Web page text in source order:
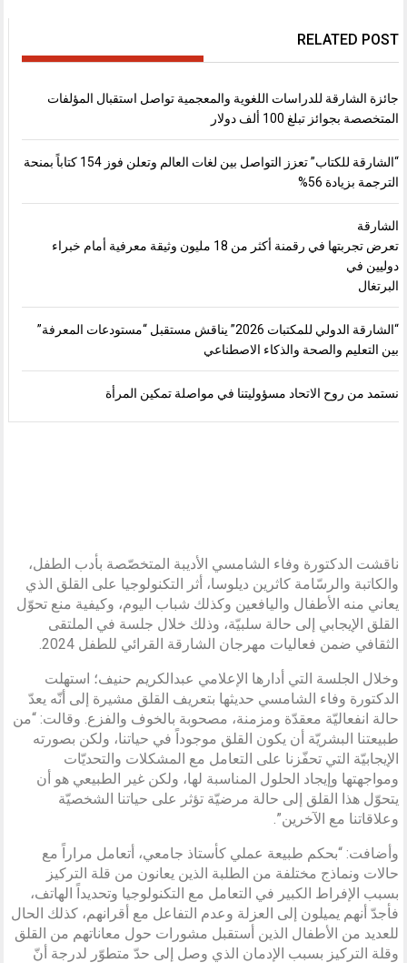
RELATED POST
جائزة الشارقة للدراسات اللغوية والمعجمية تواصل استقبال المؤلفات
المتخصصة بجوائز تبلغ 100 ألف دولار
“الشارقة للكتاب” تعزز التواصل بين لغات العالم وتعلن فوز 154 كتاباً بمنحة
الترجمة بزيادة 56%
الشارقة
تعرض تجربتها في رقمنة أكثر من 18 مليون وثيقة معرفية أمام خبراء
دوليين في
البرتغال
“الشارقة الدولي للمكتبات 2026” يناقش مستقبل “مستودعات المعرفة”
بين التعليم والصحة والذكاء الاصطناعي
نستمد من روح الاتحاد مسؤوليتنا في مواصلة تمكين المرأة
ناقشت الدكتورة وفاء الشامسي الأديبة المتخصّصة بأدب الطفل،
والكاتبة والرسّامة كاثرين ديلوسا، أثر التكنولوجيا على القلق الذي
يعاني منه الأطفال واليافعين وكذلك شباب اليوم، وكيفية منع تحوّل
القلق الإيجابي إلى حالة سلبيّة، وذلك خلال جلسة في الملتقى
الثقافي ضمن فعاليات مهرجان الشارقة القرائي للطفل 2024.
وخلال الجلسة التي أدارها الإعلامي عبدالكريم حنيف؛ استهلت
الدكتورة وفاء الشامسي حديثها بتعريف القلق مشيرة إلى أنّه يعدّ
حالة انفعاليّة معقدّة ومزمنة، مصحوبة بالخوف والفزع. وقالت: “من
طبيعتنا البشريّة أن يكون القلق موجوداً في حياتنا، ولكن بصورته
الإيجابيّة التي تحفّزنا على التعامل مع المشكلات والتحديّات
ومواجهتها وإيجاد الحلول المناسبة لها، ولكن غير الطبيعي هو أن
يتحوّل هذا القلق إلى حالة مرضيّة تؤثر على حياتنا الشخصيّة
وعلاقاتنا مع الآخرين”.
وأضافت: “بحكم طبيعة عملي كأستاذ جامعي، أتعامل مراراً مع
حالات ونماذج مختلفة من الطلبة الذين يعانون من قلة التركيز
بسبب الإفراط الكبير في التعامل مع التكنولوجيا وتحديداً الهاتف،
فأجدّ أنهم يميلون إلى العزلة وعدم التفاعل مع أقرانهم، كذلك الحال
للعديد من الأطفال الذين أستقبل مشورات حول معاناتهم من القلق
وقلة التركيز بسبب الإدمان الذي وصل إلى حدّ متطوّر لدرجة أنّ